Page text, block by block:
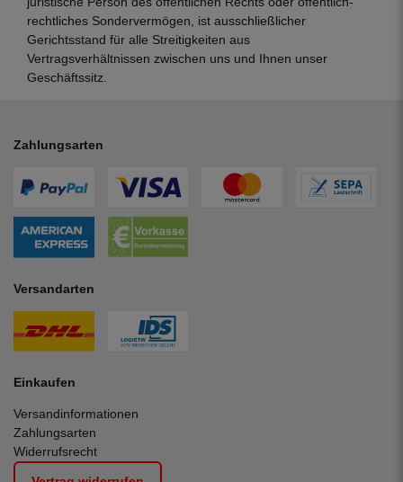
rechtliches Sondervermögen, ist ausschließlicher
Gerichtsstand für alle Streitigkeiten aus
Vertragsverhältnissen zwischen uns und Ihnen unser
Geschäftssitz.
Zahlungsarten
Versandarten
Einkaufen
Versandinformationen
Zahlungsarten
Widerrufsrecht